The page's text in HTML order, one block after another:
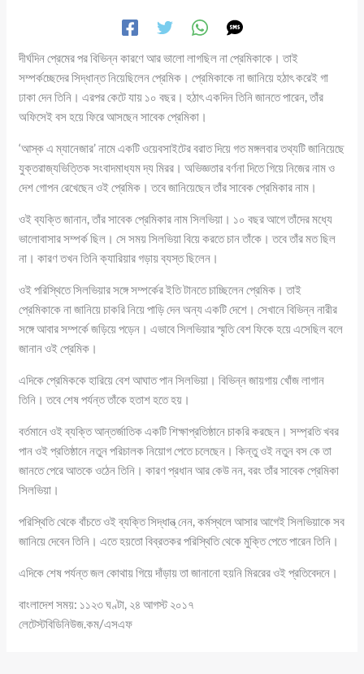
দীর্ঘদিন প্রেমের পর বিভিন্ন কারণে আর ভালো লাগছিল না প্রেমিকাকে। তাই
সম্পর্কচ্ছেদের সিদ্ধান্ত নিয়েছিলেন প্রেমিক। প্রেমিকাকে না জানিয়ে হঠাৎ করেই গা
ঢাকা দেন তিনি। এরপর কেটে যায় ১০ বছর। হঠাৎ একদিন তিনি জানতে পারেন, তাঁর
অফিসেই বস হয়ে ফিরে আসছেন সাবেক প্রেমিকা।
‘আস্ক এ ম্যানেজার’ নামে একটি ওয়েবসাইটের বরাত দিয়ে গত মঙ্গলবার তথ্যটি জানিয়েছে
যুক্তরাজ্যভিত্তিক সংবাদমাধ্যম দ্য মিরর। অভিজ্ঞতার বর্ণনা দিতে গিয়ে নিজের নাম ও
দেশ গোপন রেখেছেন ওই প্রেমিক। তবে জানিয়েছেন তাঁর সাবেক প্রেমিকার নাম।
ওই ব্যক্তি জানান, তাঁর সাবেক প্রেমিকার নাম সিলভিয়া। ১০ বছর আগে তাঁদের মধ্যে
ভালোবাসার সম্পর্ক ছিল। সে সময় সিলভিয়া বিয়ে করতে চান তাঁকে। তবে তাঁর মত ছিল
না। কারণ তখন তিনি ক্যারিয়ার গড়ায় ব্যস্ত ছিলেন।
ওই পরিস্থিতে সিলভিয়ার সঙ্গে সম্পর্কের ইতি টানতে চাচ্ছিলেন প্রেমিক। তাই
প্রেমিকাকে না জানিয়ে চাকরি নিয়ে পাড়ি দেন অন্য একটি দেশে। সেখানে বিভিন্ন নারীর
সঙ্গে আবার সম্পর্কে জড়িয়ে পড়েন। এভাবে সিলভিয়ার স্মৃতি বেশ ফিকে হয়ে এসেছিল বলে
জানান ওই প্রেমিক।
এদিকে প্রেমিককে হারিয়ে বেশ আঘাত পান সিলভিয়া। বিভিন্ন জায়গায় খোঁজ লাগান
তিনি। তবে শেষ পর্যন্ত তাঁকে হতাশ হতে হয়।
বর্তমানে ওই ব্যক্তি আন্তর্জাতিক একটি শিক্ষাপ্রতিষ্ঠানে চাকরি করছেন। সম্প্রতি খবর
পান ওই প্রতিষ্ঠানে নতুন পরিচালক নিয়োগ পেতে চলেছেন। কিন্তু ওই নতুন বস কে তা
জানতে পেরে আতকে ওঠেন তিনি। কারণ প্রধান আর কেউ নন, বরং তাঁর সাবেক প্রেমিকা
সিলভিয়া।
পরিস্থিতি থেকে বাঁচতে ওই ব্যক্তি সিদ্ধান্ত্ নেন, কর্মস্থলে আসার আগেই সিলভিয়াকে সব
জানিয়ে দেবেন তিনি। এতে হয়তো বিব্রতকর পরিস্থিতি থেকে মুক্তি পেতে পারেন তিনি।
এদিকে শেষ পর্যন্ত জল কোথায় গিয়ে দাঁড়ায় তা জানানো হয়নি মিররের ওই প্রতিবেদনে।
বাংলাদেশ সময়: ১১২৩ ঘণ্টা, ২৪ আগস্ট ২০১৭
লেটেস্টবিডিনিউজ.কম/এসএফ